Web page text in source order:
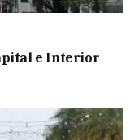
e Interior